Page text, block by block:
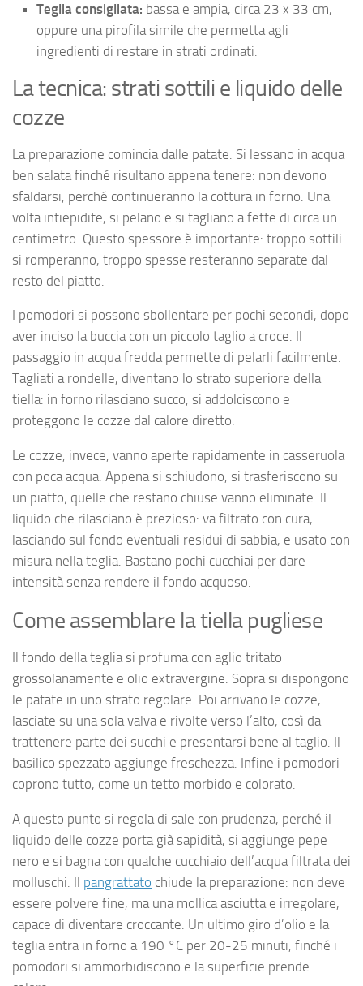
Teglia consigliata: bassa e ampia, circa 23 x 33 cm,
oppure una pirofila simile che permetta agli
ingredienti di restare in strati ordinati.
La tecnica: strati sottili e liquido delle
cozze
La preparazione comincia dalle patate. Si lessano in acqua
ben salata finché risultano appena tenere: non devono
sfaldarsi, perché continueranno la cottura in forno. Una
volta intiepidite, si pelano e si tagliano a fette di circa un
centimetro. Questo spessore è importante: troppo sottili
si romperanno, troppo spesse resteranno separate dal
resto del piatto.
I pomodori si possono sbollentare per pochi secondi, dopo
aver inciso la buccia con un piccolo taglio a croce. Il
passaggio in acqua fredda permette di pelarli facilmente.
Tagliati a rondelle, diventano lo strato superiore della
tiella: in forno rilasciano succo, si addolciscono e
proteggono le cozze dal calore diretto.
Le cozze, invece, vanno aperte rapidamente in casseruola
con poca acqua. Appena si schiudono, si trasferiscono su
un piatto; quelle che restano chiuse vanno eliminate. Il
liquido che rilasciano è prezioso: va filtrato con cura,
lasciando sul fondo eventuali residui di sabbia, e usato con
misura nella teglia. Bastano pochi cucchiai per dare
intensità senza rendere il fondo acquoso.
Come assemblare la tiella pugliese
Il fondo della teglia si profuma con aglio tritato
grossolanamente e olio extravergine. Sopra si dispongono
le patate in uno strato regolare. Poi arrivano le cozze,
lasciate su una sola valva e rivolte verso l’alto, così da
trattenere parte dei succhi e presentarsi bene al taglio. Il
basilico spezzato aggiunge freschezza. Infine i pomodori
coprono tutto, come un tetto morbido e colorato.
A questo punto si regola di sale con prudenza, perché il
liquido delle cozze porta già sapidità, si aggiunge pepe
nero e si bagna con qualche cucchiaio dell’acqua filtrata dei
molluschi. Il pangrattato chiude la preparazione: non deve
essere polvere fine, ma una mollica asciutta e irregolare,
capace di diventare croccante. Un ultimo giro d’olio e la
teglia entra in forno a 190 °C per 20-25 minuti, finché i
pomodori si ammorbidiscono e la superficie prende